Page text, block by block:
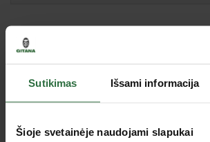
Sutikimas Išsami informacija
Šioje svetainėje naudojami slapukai
Aprašymas
Svoris
0,2 kg